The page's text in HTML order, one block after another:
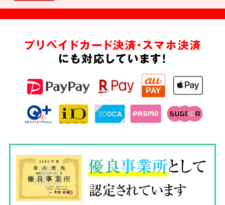
プリペイドカード決済・スマホ決済
にも対応しています!
優良事業所として
認定されています